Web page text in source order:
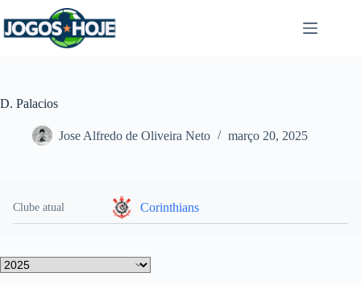
para
o
D. Palacios
Jose Alfredo de Oliveira Neto março 20, 2025
Clube atual Corinthians